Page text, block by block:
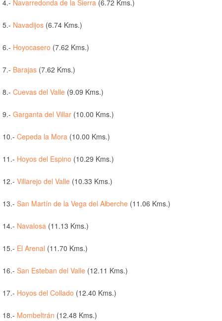
4.- Navarredonda de la Sierra (6.72 Kms.)
5.- Navadijos (6.74 Kms.)
6.- Hoyocasero (7.62 Kms.)
7.- Barajas (7.62 Kms.)
8.- Cuevas del Valle (9.09 Kms.)
9.- Garganta del Villar (10.00 Kms.)
10.- Cepeda la Mora (10.00 Kms.)
11.- Hoyos del Espino (10.29 Kms.)
12.- Villarejo del Valle (10.33 Kms.)
13.- San Martín de la Vega del Alberche (11.06 Kms.)
14.- Navalosa (11.13 Kms.)
15.- El Arenal (11.70 Kms.)
16.- San Esteban del Valle (12.11 Kms.)
17.- Hoyos del Collado (12.40 Kms.)
18.- Mombeltrán (12.48 Kms.)